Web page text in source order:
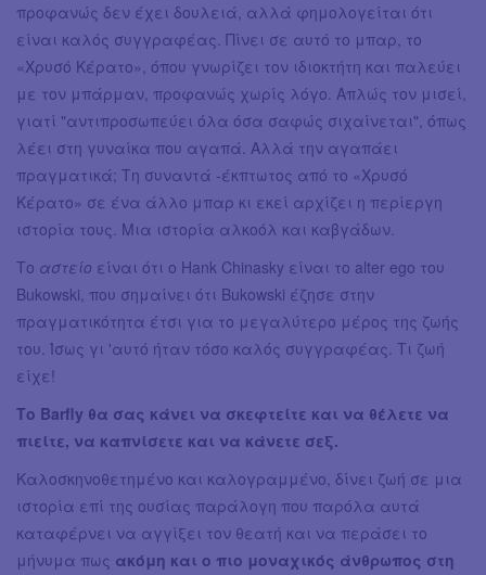
προφανώς δεν έχει δουλειά, αλλά φημολογείται ότι
είναι καλός συγγραφέας. Πίνει σε αυτό το μπαρ, το
«Χρυσό Κέρατο», όπου γνωρίζει τον ιδιοκτήτη και παλεύει
με τον μπάρμαν, προφανώς χωρίς λόγο. Απλώς τον μισεί,
γιατί "αντιπροσωπεύει όλα όσα σαφώς σιχαίνεται", όπως
λέει στη γυναίκα που αγαπά. Αλλά την αγαπάει
πραγματικά; Τη συναντά -έκπτωτος από το «Χρυσό
Κέρατο» σε ένα άλλο μπαρ κι εκεί αρχίζει η περίεργη
ιστορία τους. Μια ιστορία αλκοόλ και καβγάδων.
Το αστείο είναι ότι ο Hank Chinasky είναι το alter ego του
Bukowski, που σημαίνει ότι Bukowski έζησε στην
πραγματικότητα έτσι για το μεγαλύτερο μέρος της ζωής
του. Ίσως γι 'αυτό ήταν τόσο καλός συγγραφέας. Τι ζωή
είχε!
Το Barfly θα σας κάνει να σκεφτείτε και να θέλετε να
πιείτε, να καπνίσετε και να κάνετε σεξ.
Καλοσκηνοθετημένο και καλογραμμένο, δίνει ζωή σε μια
ιστορία επί της ουσίας παράλογη που παρόλα αυτά
καταφέρνει να αγγίξει τον θεατή και να περάσει το
μήνυμα πως ακόμη και ο πιο μοναχικός άνθρωπος στη